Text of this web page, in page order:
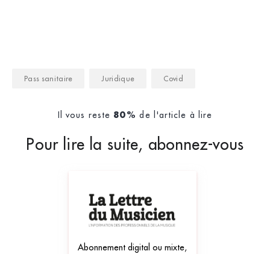
Pass sanitaire Juridique Covid
Il vous reste 80% de l'article à lire
Pour lire la suite, abonnez-vous
Abonnement digital ou mixte,